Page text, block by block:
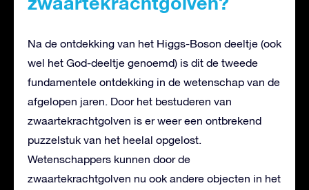
Na de ontdekking van het Higgs-Boson deeltje (ook
wel het God-deeltje genoemd) is dit de tweede
fundamentele ontdekking in de wetenschap van de
afgelopen jaren. Door het bestuderen van
zwaartekrachtgolven is er weer een ontbrekend
puzzelstuk van het heelal opgelost.
Wetenschappers kunnen door de
zwaartekrachtgolven nu ook andere objecten in het